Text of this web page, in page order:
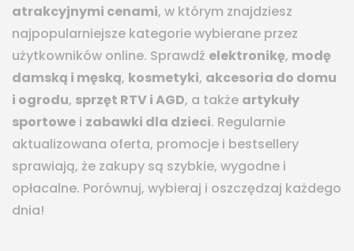
atrakcyjnymi cenami, w którym znajdziesz
najpopularniejsze kategorie wybierane przez
użytkowników online. Sprawdź elektronikę, modę
damską i męską, kosmetyki, akcesoria do domu
i ogrodu, sprzęt RTV i AGD, a także artykuły
sportowe i zabawki dla dzieci. Regularnie
aktualizowana oferta, promocje i bestsellery
sprawiają, że zakupy są szybkie, wygodne i
opłacalne. Porównuj, wybieraj i oszczędzaj każdego
dnia!